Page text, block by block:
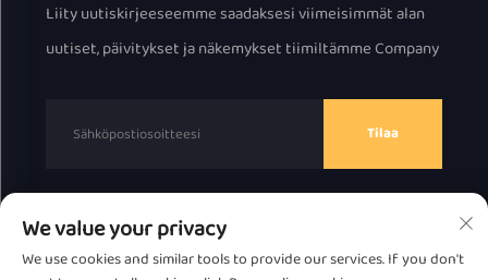
Liity uutiskirjeeseemme saadaksesi viimeisimmät alan
uutiset, päivitykset ja näkemykset tiimiltämme Company
Tilaa
Tekijänoikeus © 2025 Chaozhou Great Bear Technology
Co., Ltd.
Tietosuojakäytäntö
We value your privacy
We use cookies and similar tools to provide our services. If you don't